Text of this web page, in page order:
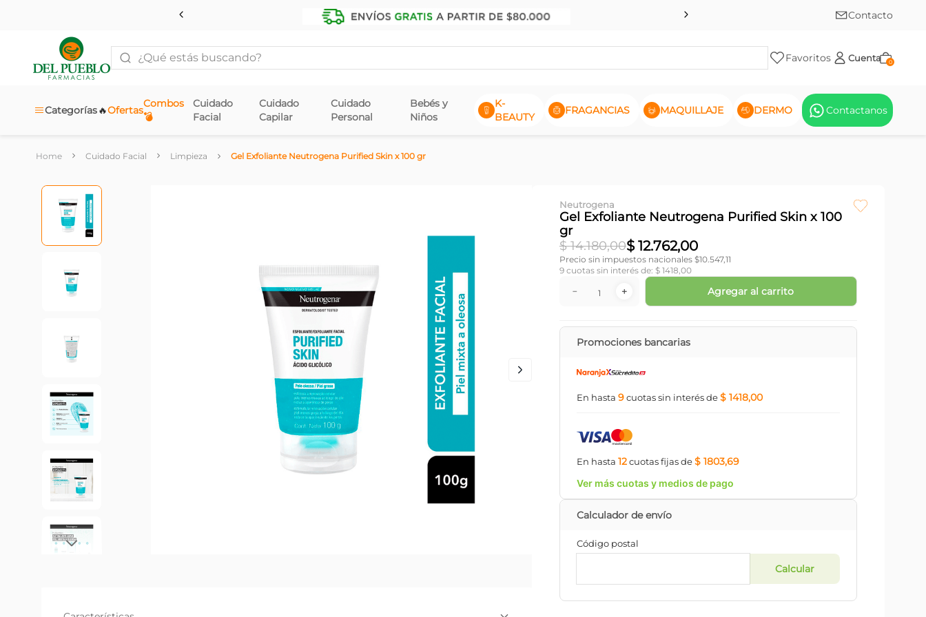
Contacto
¿Qué estás buscando?
Favoritos Cuenta 0
Categorías Ofertas
🔥
Combos
💣
Cuidado
Facial
Cuidado
Capilar
Cuidado
Personal
Bebés y
Niños
K-
BEAUTY
FRAGANCIAS MAQUILLAJE DERMO Contactanos
Cuidado Facial Limpieza Gel Exfoliante Neutrogena Purified Skin x 100 gr
Neutrogena
Gel Exfoliante Neutrogena Purified Skin x 100
gr
$ 14.180,00$ 12.762,00
Precio sin impuestos nacionales $10.547,11
9cuotas sin interés de: $ 1418,00
＋
－ Agregar al carrito
Promociones bancarias
En hasta 9cuotassin interésde$ 1418,00
En hasta 12cuotasfijasde$ 1803,69
Ver más cuotas y medios de pago
Código postal